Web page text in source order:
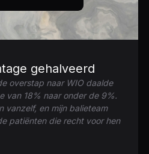
gehalveerd
overstap naar WIO daalde
van 18% naar onder de 9%.
vanzelf, en mijn balieteam
patiënten die recht voor hen